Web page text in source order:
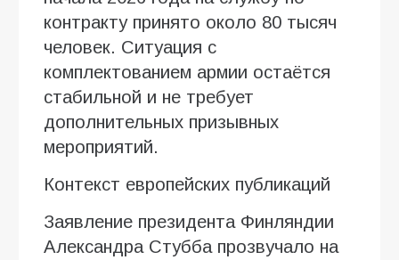
контракту принято около 80 тысяч
человек. Ситуация с
комплектованием армии остаётся
стабильной и не требует
дополнительных призывных
мероприятий.
Контекст европейских публикаций
Заявление президента Финляндии
Александра Стубба прозвучало на